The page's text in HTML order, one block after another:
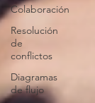
Colaboración
Resolución
de
conflictos
Diagramas
de flujo